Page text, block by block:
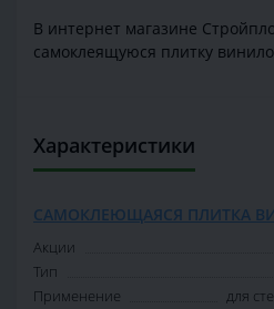
В интернет магазине
самоклеящуюся плитку
Характеристики
САМОКЛЕЮЩАЯСЯ ПЛИТКА
Акции
Тип
Применение
для